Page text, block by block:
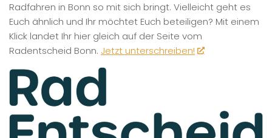
Radfahren in Bonn so mit sich bringt. Vielleicht geht es
Euch ähnlich und Ihr möchtet Euch beteiligen? Mit einem
Klick landet Ihr hier gleich auf der Seite vom
Radentscheid Bonn. Jetzt unterschreiben!